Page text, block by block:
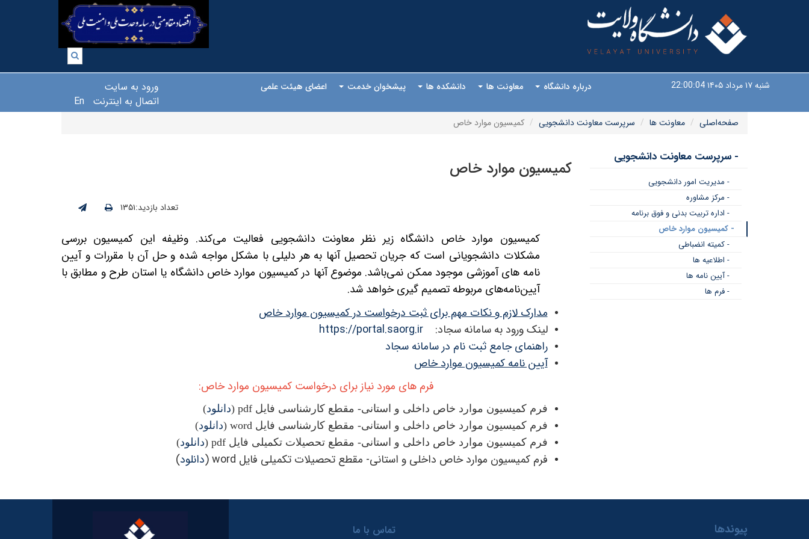
شنبه ۱۷ مرداد ۱۴۰۵ 22:00:04
ورود به سایت
اتصال به اینترنت
En
درباره دانشگاه معاونت ها دانشکده ها پیشخوان خدمت اعضای هیئت علمی
صفحه‌اصلی معاونت ها سرپرست معاونت دانشجویی کمیسیون موارد خاص
کمیسیون موارد خاص
تعداد بازدید:۱۳۵۱
کمیسیون موارد خاص دانشگاه زیر نظر معاونت دانشجویی فعالیت می‌کند. وظیفه این کمیسیون بررسی
مشکلات دانشجویانی است که جریان تحصیل آنها به هر دلیلی با مشکل مواجه شده و حل آن با مقررات و آیین
نامه های آموزشی موجود ممکن نمی‌باشد. موضوع آنها در کمیسیون موارد خاص دانشگاه یا استان طرح و مطابق با
آیین‌نامه‌های مربوطه تصمیم گیری خواهد شد.
مدارک لازم و نکات مهم برای ثبت درخواست در کمیسیون موارد خاص
لینک ورود به سامانه سجاد:https://portal.saorg.ir
راهنمای جامع ثبت نام در سامانه سجاد
آیین نامه کمیسیون موارد خاص
فرم های مورد نیاز برای درخواست کمیسیون موارد خاص:
فرم کمیسیون موارد خاص داخلی و استانی- مقطع کارشناسی فایل pdf ( دانلود)
فرم کمیسیون موارد خاص داخلی و استانی- مقطع کارشناسی فایل
دانلود)
فرم کمیسیون موارد خاص داخلی و استانی- مقطع تحصیلات تکمیلی فایل pdf ( دانلود)
فرم کمیسیون موارد خاص داخلی و استانی- مقطع تحصیلات تکمیلی فایل word ( دانلود)
- سرپرست معاونت دانشجویی
- مدیریت امور دانشجویی
- مرکز مشاوره
- اداره تربیت بدنی و فوق برنامه
- کمیسیون موارد خاص
- کمیته انضباطی
- اطلاعیه ها
- آیین نامه ها
- فرم ها
پیوندها تماس با ما